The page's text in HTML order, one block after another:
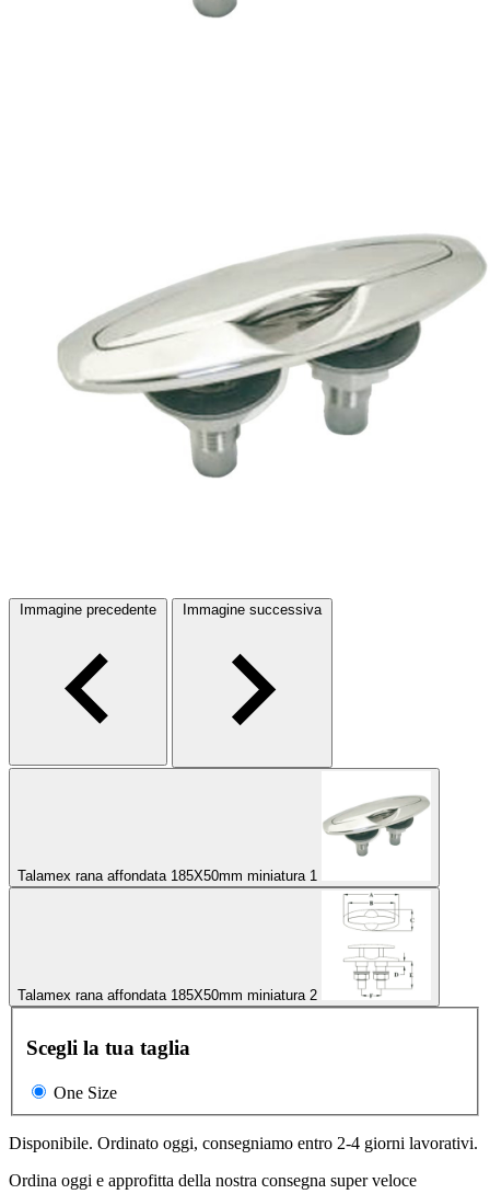
Immagine precedente Immagine successiva
Talamex rana affondata 185X50mm miniatura 1
Talamex rana affondata 185X50mm miniatura 2
Scegli la tua taglia
One Size
Disponibile. Ordinato oggi, consegniamo entro 2-4 giorni lavorativi.
Ordina oggi e approfitta della nostra consegna super veloce